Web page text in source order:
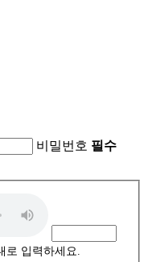
비밀번호 필수
로 입력하세요.